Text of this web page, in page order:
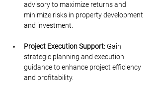
advisory to maximize returns and
minimize risks in property development
and investment.
Project Execution Support: Gain
strategic planning and execution
guidance to enhance project efficiency
and profitability.